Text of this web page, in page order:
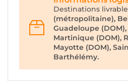
Destinations
(métropolitaine),
Guadeloupe
Martinique (DOM),
Mayotte (DOM),
Barthélémy.